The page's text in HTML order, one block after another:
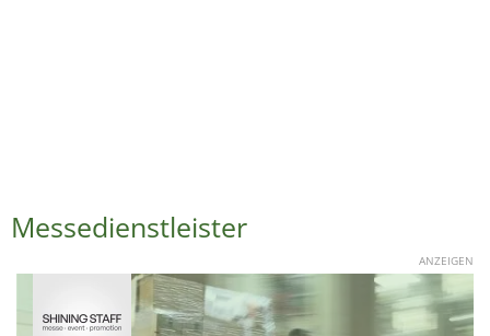
Messedienstleister
ANZEIGEN